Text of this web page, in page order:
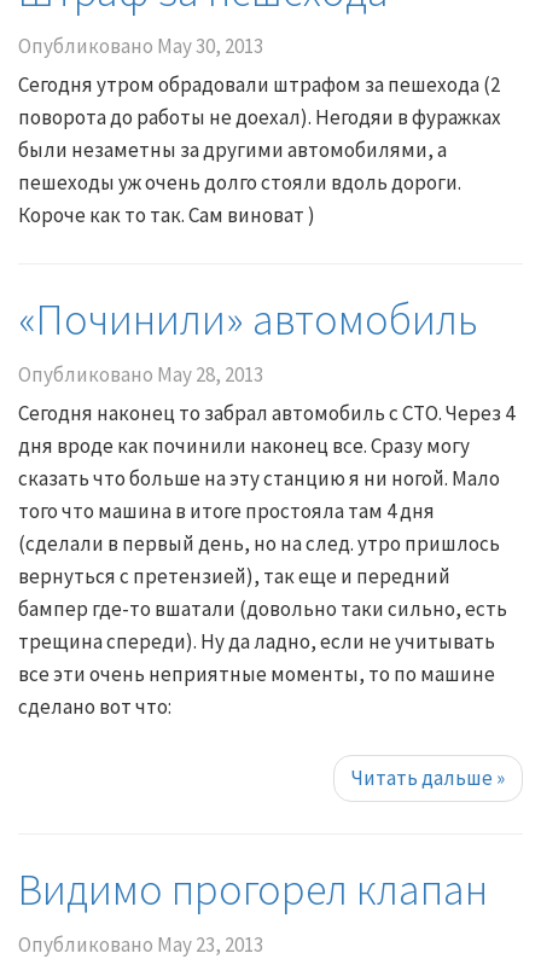
Опубликовано May 30, 2013
Сегодня утром обрадовали штрафом за пешехода (2
поворота до работы не доехал). Негодяи в фуражках
были незаметны за другими автомобилями, а
пешеходы уж очень долго стояли вдоль дороги.
Короче как то так. Сам виноват )
«Починили» автомобиль
Опубликовано May 28, 2013
Сегодня наконец то забрал автомобиль с СТО. Через 4
дня вроде как починили наконец все. Сразу могу
сказать что больше на эту станцию я ни ногой. Мало
того что машина в итоге простояла там 4 дня
(сделали в первый день, но на след. утро пришлось
вернуться с претензией), так еще и передний
бампер где-то вшатали (довольно таки сильно, есть
трещина спереди). Ну да ладно, если не учитывать
все эти очень неприятные моменты, то по машине
сделано вот что:
Читать дальше»
Видимо прогорел клапан
Опубликовано May 23, 2013